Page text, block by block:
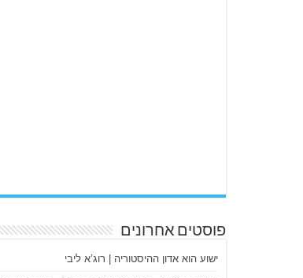
פוסטים אחרונים
ישוע הוא אדון ההיסטוריה | רוג’א ליבי